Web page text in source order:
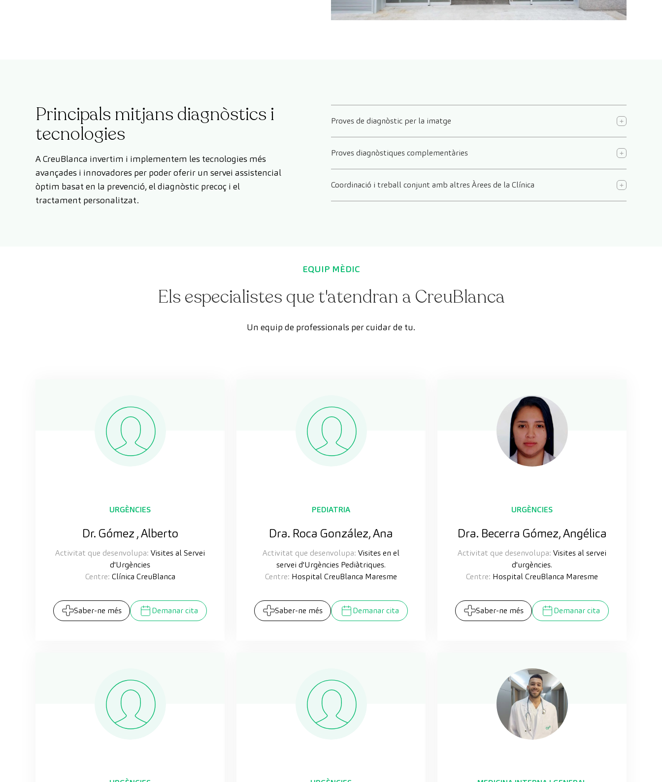
Principals mitjans diagnòstics i
tecnologies
A CreuBlanca invertim i implementem les tecnologies més
avançades i innovadores per poder oferir un servei assistencial
òptim basat en la prevenció, el diagnòstic precoç i el
tractament personalitzat.
Proves de diagnòstic per la imatge
Proves diagnòstiques complementàries
Coordinació i treball conjunt amb altres Àrees de la Clínica
EQUIP MÈDIC
Els especialistes que t'atendran a CreuBlanca
Un equip de professionals per cuidar de tu.
URGÈNCIES
Dr. Gómez , Alberto
Activitat que desenvolupa: Visites al Servei
d'Urgències
Centre: Clínica CreuBlanca
Saber-ne més Demanar cita
PEDIATRIA
Dra. Roca González, Ana
Activitat que desenvolupa: Visites en el
servei d'Urgències Pediàtriques.
Centre: Hospital CreuBlanca Maresme
Saber-ne més Demanar cita
URGÈNCIES
Dra. Becerra Gómez, Angélica
Activitat que desenvolupa: Visites al servei
d'urgències.
Centre: Hospital CreuBlanca Maresme
Saber-ne més Demanar cita